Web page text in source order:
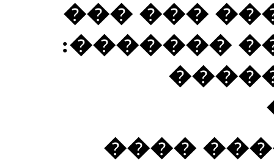
�������
� ��